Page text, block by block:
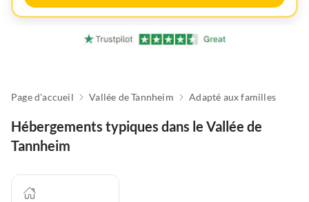
Page d'accueil Vallée de Tannheim Adapté aux familles
Hébergements typiques dans le Vallée de
Tannheim